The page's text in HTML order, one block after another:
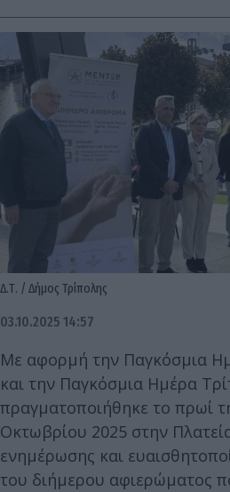
Δ.Τ. / Δήμος Τρίπολης
03.10.2025 14:57
Με αφορμή την Παγκόσμια
και την Παγκόσμια Ημέρα
πραγματοποιήθηκε το πρωί
Οκτωβρίου 2025 στην
ενημέρωσης και
του διήμερου αφιερώματος